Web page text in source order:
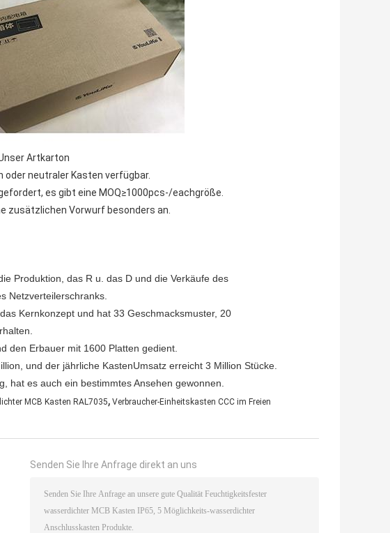
Artkarton
oder neutraler Kasten verfügbar.
es gibt eine MOQ≥1000pcs-/eachgröße.
zusätzlichen Vorwurf besonders an.
Produktion, das R u. das D und die Verkäufe des
Netzverteilerschranks.
Kernkonzept und hat 33 Geschmacksmuster, 20
den Erbauer mit 1600 Platten gedient.
und der jährliche KastenUmsatz erreicht 3 Million Stücke.
hat es auch ein bestimmtes Ansehen gewonnen.
MCB Kasten RAL7035, Verbraucher-Einheitskasten CCC im Freien
Senden Sie Ihre Anfrage direkt an uns